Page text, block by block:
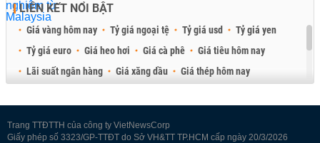
LIÊN KẾT NỔI BẬT
Giá vàng hôm nay Tỷ giá ngoại tệ Tỷ giá usd
Tỷ giá yen
Tỷ giá euro
Giá heo hơi Giá cà phê
Giá tiêu hôm nay
Lãi suất ngân hàng
Giá xăng dầu
Giá thép hôm nay
Trang TTĐTTH của công ty VietNewsCorp
Giấy phép số 3323/GP-TTĐT do Sở VH&TT TP.HCM cấp ngày 20/3/2026